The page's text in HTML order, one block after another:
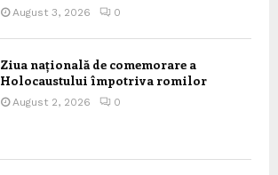
August 3, 2026 0
Ziua națională de comemorare a
Holocaustului împotriva romilor
August 2, 2026 0